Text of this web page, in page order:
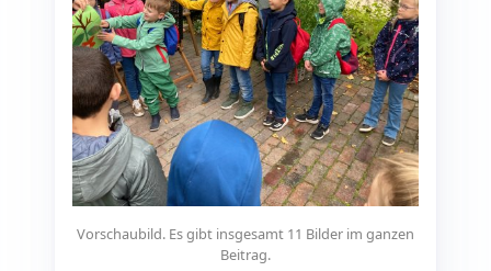
Vorschaubild. Es gibt insgesamt 11 Bilder im ganzen
Beitrag.